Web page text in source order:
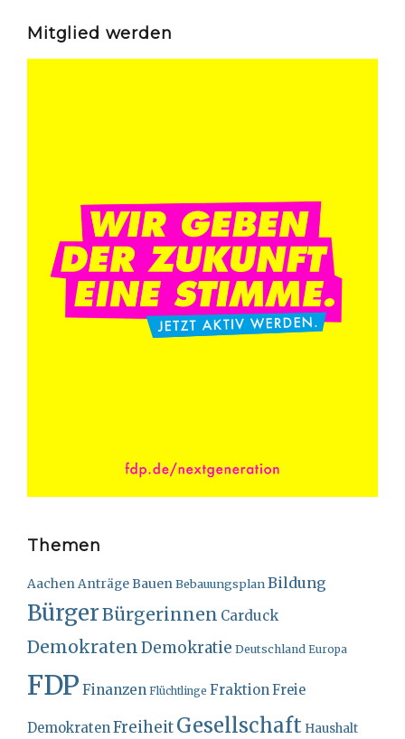
Mitglied werden
Themen
AachenAnträgeBauenBebauungsplanBildung
BürgerBürgerinnen Carduck
DemokratenDemokratie Deutschland Europa
FDP Finanzen Flüchtlinge FraktionFreie
DemokratenFreiheitGesellschaft Haushalt